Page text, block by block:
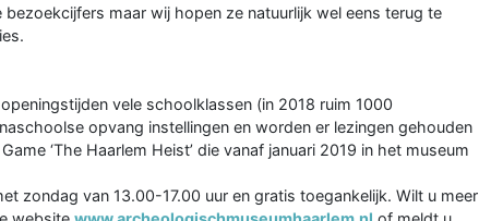
maar wij hopen ze natuurlijk wel eens terug te
vele schoolklassen (in 2018 ruim 1000
opvang instellingen en worden er lezingen gehouden
‘The Haarlem Heist’ die vanaf januari 2019 in het museum
zondag van 13.00-17.00 uur en gratis toegankelijk. Wilt u meer